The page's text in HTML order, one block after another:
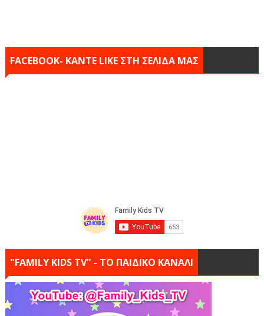
FACEBOOK- KANTE LIKE ΣΤΗ ΣΕΛΙΔΑ ΜΑΣ
"FAMILY KIDS TV" - ΤΟ ΠΑΙΔΙΚΟ ΚΑΝΑΛΙ